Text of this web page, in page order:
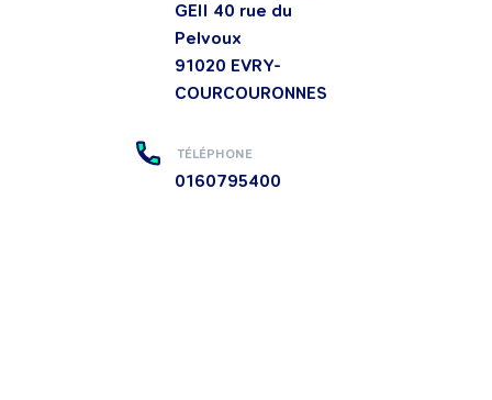
GEII 40 rue du
Pelvoux
91020 EVRY-
COURCOURONNES
TÉLÉPHONE
0160795400